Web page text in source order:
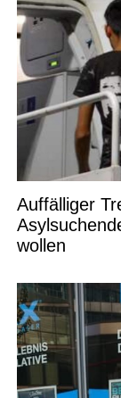
Auffälliger
wollen